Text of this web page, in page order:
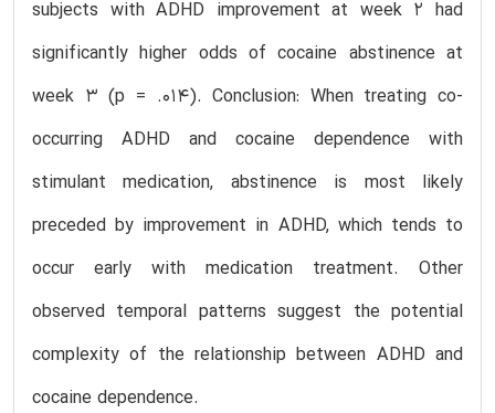
subjects with ADHD improvement at week 2 had
significantly higher odds of cocaine abstinence at
week 3 (p = .014). Conclusion: When treating co-
occurring ADHD and cocaine dependence with
stimulant medication, abstinence is most likely
preceded by improvement in ADHD, which tends to
occur early with medication treatment. Other
observed temporal patterns suggest the potential
complexity of the relationship between ADHD and
cocaine dependence.